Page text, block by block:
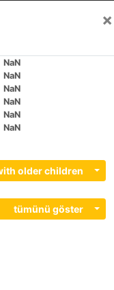
×
NaN
NaN
NaN
NaN
NaN
NaN
older children
tümünü göster
Stoos